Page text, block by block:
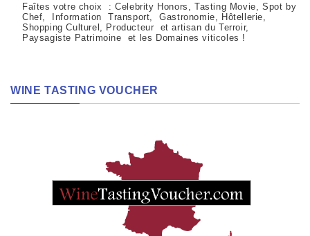
Faîtes votre choix : Celebrity Honors, Tasting Movie, Spot by
Chef, Information Transport, Gastronomie, Hôtellerie,
Shopping Culturel, Producteur et artisan du Terroir,
Paysagiste Patrimoine et les Domaines viticoles !
WINE TASTING VOUCHER